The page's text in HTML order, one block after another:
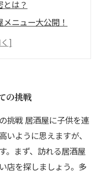
は？
ニュー大公開！
ら子どもも安全に
め居酒屋リスト
の楽しみ方を総ま
の挑戦
挑戦 居酒屋に子供を連
いように思えますが、
。まず、訪れる居酒屋
店を探しましょう。多